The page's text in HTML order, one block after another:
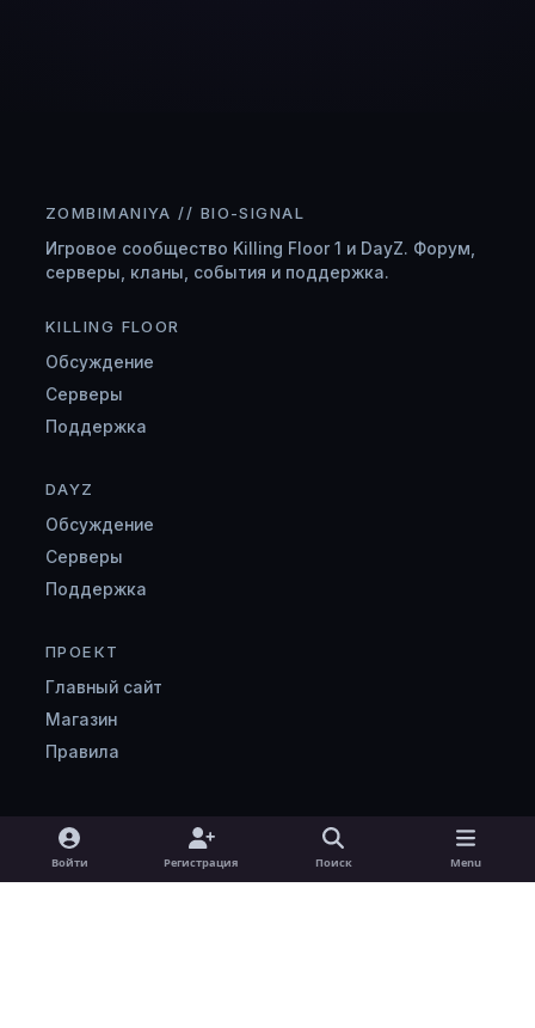
ZOMBIMANIYA // BIO-SIGNAL
Игровое сообщество Killing Floor 1 и DayZ. Форум,
серверы, кланы, события и поддержка.
KILLING FLOOR
Обсуждение
Серверы
Поддержка
DAYZ
Обсуждение
Серверы
Поддержка
ПРОЕКТ
Главный сайт
Магазин
Правила
Light ModeDark ModeSystem Preference
v
k
Войти Регистрация Поиск Menu